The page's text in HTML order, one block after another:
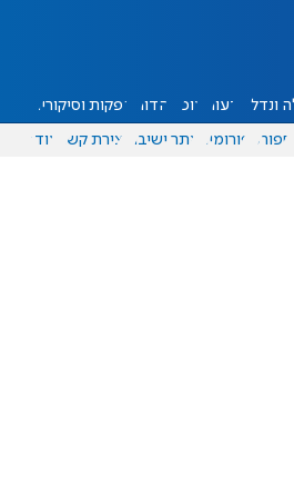
ונדל"ן דעות אוכל יהדות הפקות וסיקורים
ספורט פורומים אתר ישיבה יצירת קשר עוד